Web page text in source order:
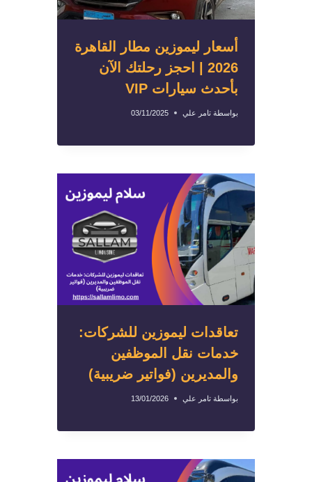
أسعار ليموزين مطار القاهرة
2026 | احجز رحلتك الآن
بأحدث سيارات VIP
بواسطة تامر علي 03/11/2025
تعاقدات ليموزين للشركات:
خدمات نقل الموظفين
والمديرين (فواتير ضريبية)
بواسطة تامر علي 13/01/2026